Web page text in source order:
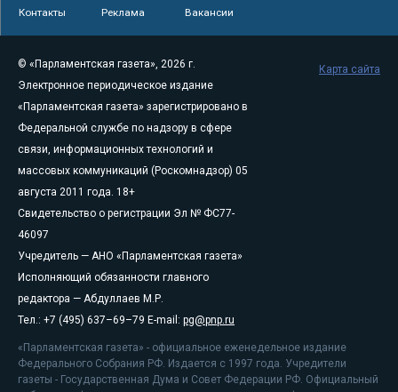
Контакты Реклама Вакансии
© «Парламентская газета», 2026 г.
Электронное периодическое издание
«Парламентская газета» зарегистрировано в
Федеральной службе по надзору в сфере
связи, информационных технологий и
массовых коммуникаций (Роскомнадзор) 05
августа 2011 года. 18+
Свидетельство о регистрации Эл № ФС77-
46097
Учредитель — АНО «Парламентская газета»
Исполняющий обязанности главного
редактора — Абдуллаев М.Р.
Тел.: +7 (495) 637–69–79 E-mail: pg@pnp.ru
«Парламентская газета» - официальное еженедельное издание
Федерального Собрания РФ. Издается с 1997 года. Учредители
газеты - Государственная Дума и Совет Федерации РФ. Официальный
Карта сайта